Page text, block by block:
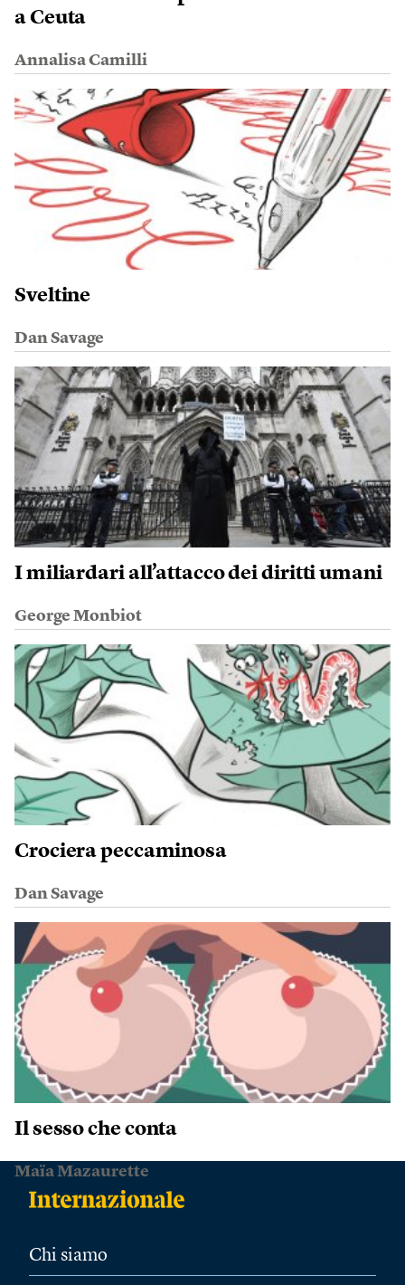
a Ceuta
Annalisa Camilli
Sveltine
Dan Savage
I miliardari all’attacco dei diritti umani
George Monbiot
Crociera peccaminosa
Dan Savage
Il sesso che conta
Maïa Mazaurette
Chi siamo